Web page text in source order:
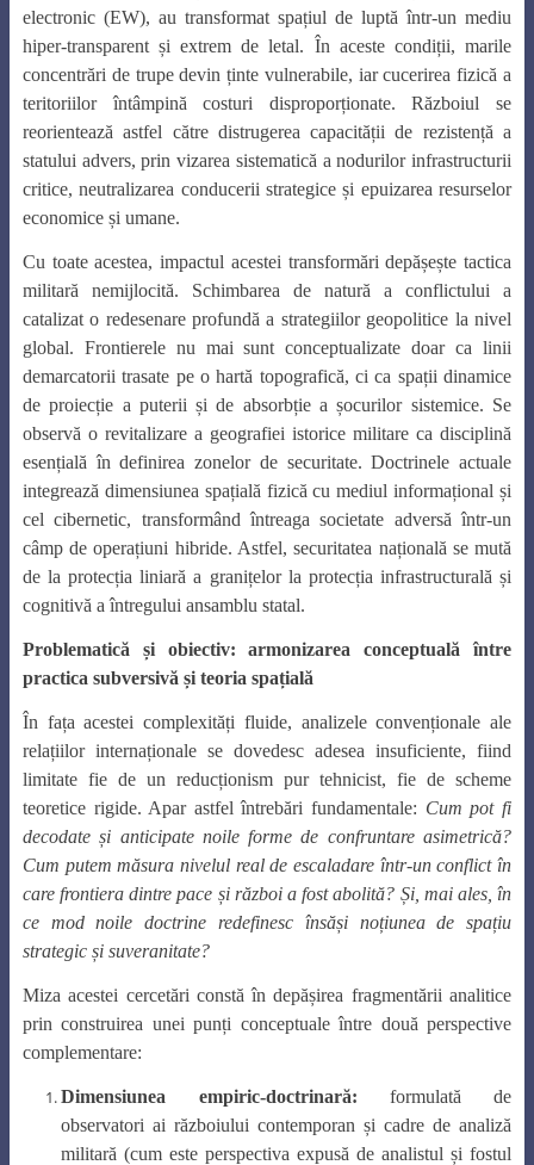
electronic (EW), au transformat spațiul de luptă într-un mediu
hiper-transparent și extrem de letal. În aceste condiții, marile
concentrări de trupe devin ținte vulnerabile, iar cucerirea fizică a
teritoriilor întâmpină costuri disproporționate. Războiul se
reorientează astfel către distrugerea capacității de rezistență a
statului advers, prin vizarea sistematică a nodurilor infrastructurii
critice, neutralizarea conducerii strategice și epuizarea resurselor
economice și umane.
Cu toate acestea, impactul acestei transformări depășește tactica
militară nemijlocită. Schimbarea de natură a conflictului a
catalizat o redesenare profundă a strategiilor geopolitice la nivel
global. Frontierele nu mai sunt conceptualizate doar ca linii
demarcatorii trasate pe o hartă topografică, ci ca spații dinamice
de proiecție a puterii și de absorbție a șocurilor sistemice. Se
observă o revitalizare a geografiei istorice militare ca disciplină
esențială în definirea zonelor de securitate. Doctrinele actuale
integrează dimensiunea spațială fizică cu mediul informațional și
cel cibernetic, transformând întreaga societate adversă într-un
câmp de operațiuni hibride. Astfel, securitatea națională se mută
de la protecția liniară a granițelor la protecția infrastructurală și
cognitivă a întregului ansamblu statal.
Problematică și obiectiv: armonizarea conceptuală între
practica subversivă și teoria spațială
În fața acestei complexități fluide, analizele convenționale ale
relațiilor internaționale se dovedesc adesea insuficiente, fiind
limitate fie de un reducționism pur tehnicist, fie de scheme
teoretice rigide. Apar astfel întrebări fundamentale: Cum pot fi
decodate și anticipate noile forme de confruntare asimetrică?
Cum putem măsura nivelul real de escaladare într-un conflict în
care frontiera dintre pace și război a fost abolită? Și, mai ales, în
ce mod noile doctrine redefinesc însăși noțiunea de spațiu
strategic și suveranitate?
Miza acestei cercetări constă în depășirea fragmentării analitice
prin construirea unei punți conceptuale între două perspective
complementare:
Dimensiunea empiric-doctrinară: formulată de
observatori ai războiului contemporan și cadre de analiză
militară (cum este perspectiva expusă de analistul și fostul